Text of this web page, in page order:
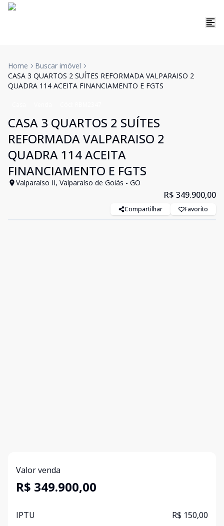
Home
Buscar imóvel
CASA 3 QUARTOS 2 SUÍTES REFORMADA VALPARAISO 2
QUADRA 114 ACEITA FINANCIAMENTO E FGTS
CASA 3 QUARTOS 2 SUÍTES
REFORMADA VALPARAISO 2
QUADRA 114 ACEITA
FINANCIAMENTO E FGTS
Valparaíso II, Valparaíso de Goiás - GO
R$ 349.900,00
Compartilhar Favorito
Valor venda
R$ 349.900,00
IPTU R$ 150,00